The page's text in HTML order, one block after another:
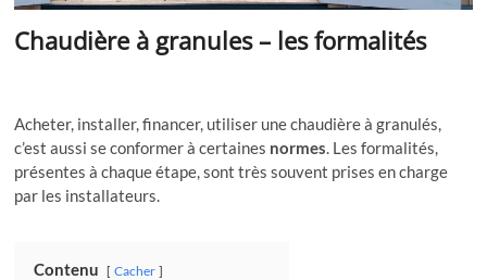
Chaudière à granules – les formalités
Acheter, installer, financer, utiliser une chaudière à granulés,
c’est aussi se conformer à certaines normes. Les formalités,
présentes à chaque étape, sont très souvent prises en charge
par les installateurs.
Contenu Cacher